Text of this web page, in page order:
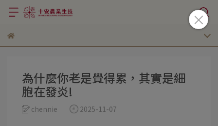
為什麼你老是覺得累，其實是細
胞在發炎!
chennie 2025-11-07